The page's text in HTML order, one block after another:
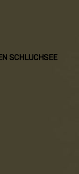
SCHLUCHSEE